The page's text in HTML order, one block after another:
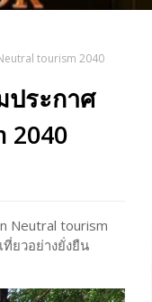
tourism 2040
ประกาศ
2040
Neutral tourism
ยวอย่างยั่งยืน